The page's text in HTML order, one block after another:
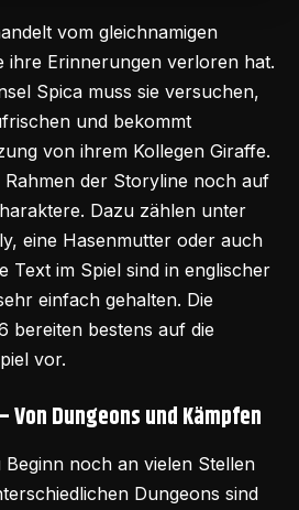
vom gleichnamigen
ihre Erinnerungen verloren hat.
Spica muss sie versuchen,
und bekommt
von ihrem Kollegen Giraffe.
der Storyline noch auf
Dazu zählen unter
eine Hasenmutter oder auch
Text im Spiel sind in englischer
einfach gehalten. Die
bereiten bestens auf die
vor.
Von Dungeons und Kämpfen
Beginn noch an vielen Stellen
Dungeons sind